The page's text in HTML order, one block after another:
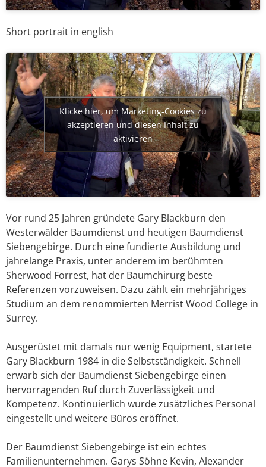
Short portrait in english
Klicke hier, um Marketing-Cookies zu
akzeptieren und diesen Inhalt zu
aktivieren
Vor rund 25 Jahren gründete Gary Blackburn den
Westerwälder Baumdienst und heutigen Baumdienst
Siebengebirge. Durch eine fundierte Ausbildung und
jahrelange Praxis, unter anderem im berühmten
Sherwood Forrest, hat der Baumchirurg beste
Referenzen vorzuweisen. Dazu zählt ein mehrjähriges
Studium an dem renommierten Merrist Wood College in
Surrey.
Ausgerüstet mit damals nur wenig Equipment, startete
Gary Blackburn 1984 in die Selbstständigkeit. Schnell
erwarb sich der Baumdienst Siebengebirge einen
hervorragenden Ruf durch Zuverlässigkeit und
Kompetenz. Kontinuierlich wurde zusätzliches Personal
eingestellt und weitere Büros eröffnet.
Der Baumdienst Siebengebirge ist ein echtes
Familienunternehmen. Garys Söhne Kevin, Alexander